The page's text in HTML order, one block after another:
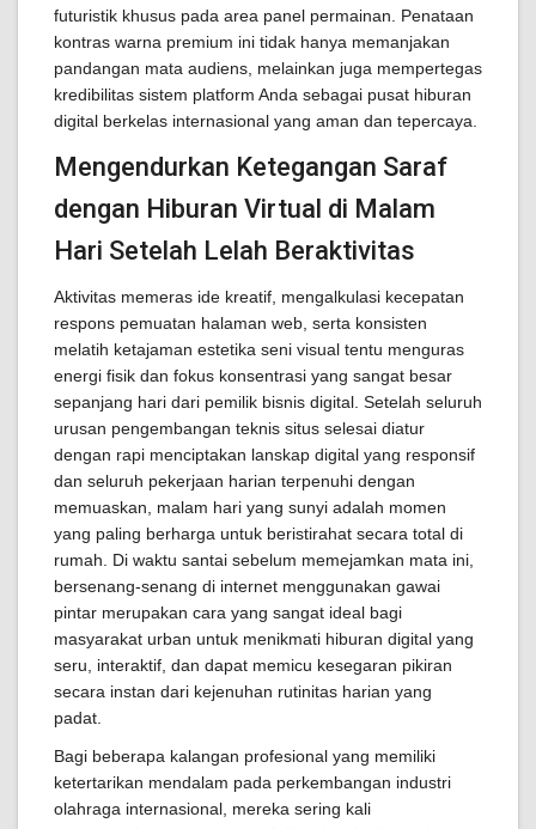
futuristik khusus pada area panel permainan. Penataan
kontras warna premium ini tidak hanya memanjakan
pandangan mata audiens, melainkan juga mempertegas
kredibilitas sistem platform Anda sebagai pusat hiburan
digital berkelas internasional yang aman dan tepercaya.
Mengendurkan Ketegangan Saraf
dengan Hiburan Virtual di Malam
Hari Setelah Lelah Beraktivitas
Aktivitas memeras ide kreatif, mengalkulasi kecepatan
respons pemuatan halaman web, serta konsisten
melatih ketajaman estetika seni visual tentu menguras
energi fisik dan fokus konsentrasi yang sangat besar
sepanjang hari dari pemilik bisnis digital. Setelah seluruh
urusan pengembangan teknis situs selesai diatur
dengan rapi menciptakan lanskap digital yang responsif
dan seluruh pekerjaan harian terpenuhi dengan
memuaskan, malam hari yang sunyi adalah momen
yang paling berharga untuk beristirahat secara total di
rumah. Di waktu santai sebelum memejamkan mata ini,
bersenang-senang di internet menggunakan gawai
pintar merupakan cara yang sangat ideal bagi
masyarakat urban untuk menikmati hiburan digital yang
seru, interaktif, dan dapat memicu kesegaran pikiran
secara instan dari kejenuhan rutinitas harian yang
padat.
Bagi beberapa kalangan profesional yang memiliki
ketertarikan mendalam pada perkembangan industri
olahraga internasional, mereka sering kali